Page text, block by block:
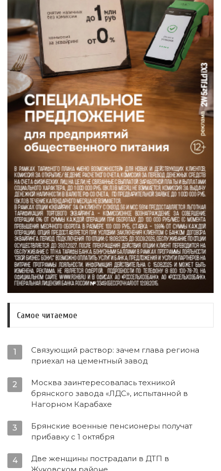
Самое читаемое
1
Связующий раствор: зачем глава региона
приехал на цементный завод
2
Москва заинтересовалась техникой
брянского завода «ЛДС», испытанной в
Нагорном Карабахе
3
Брянские военные пенсионеры получат
прибавку с 1 октября
4
Две женщины пострадали в ДТП в